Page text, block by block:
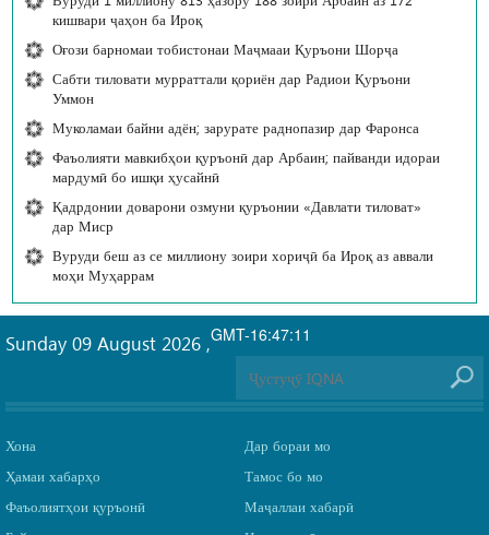
кишвари ҷаҳон ба Ироқ
Оғози барномаи тобистонаи Маҷмааи Қуръони Шорҷа
Сабти тиловати мурраттали қориён дар Радиои Қуръони
Уммон
Муколамаи байни адён; зарурате раднопазир дар Фаронса
Фаъолияти мавкибҳои қуръонӣ дар Арбаин; пайванди идораи
мардумӣ бо ишқи ҳусайнӣ
Қадрдонии доварони озмуни қуръонии «Давлати тиловат»
дар Миср
Вуруди беш аз се миллиону зоири хориҷӣ ба Ироқ аз аввали
моҳи Муҳаррам
GMT-16:47:11
Sunday 09 August 2026 ,
Хона
Ҳамаи хабарҳо
Фаъолиятҳои қуръонӣ
Дар бораи мо
Тамос бо мо
Маҷаллаи хабарӣ